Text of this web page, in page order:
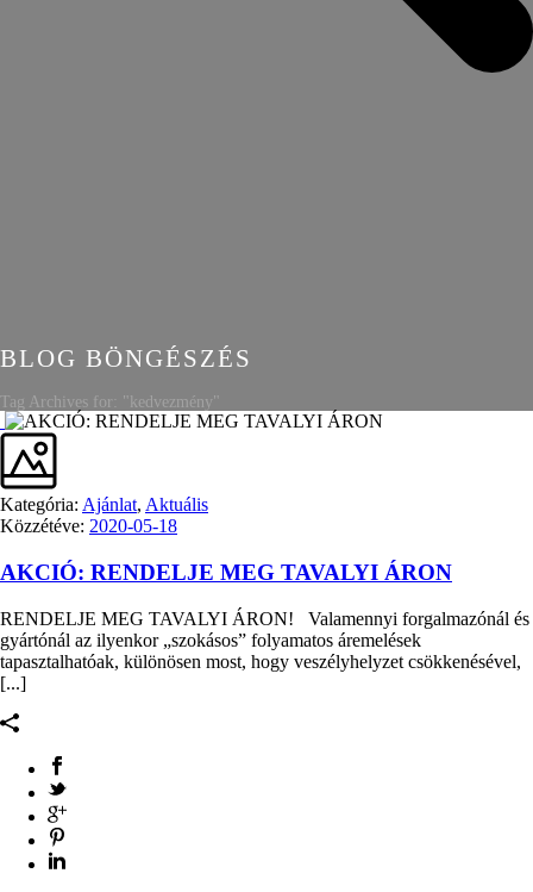
BLOG BÖNGÉSZÉS
Tag Archives for: "kedvezmény"
Kategória: Ajánlat, Aktuális
Közzétéve: 2020-05-18
AKCIÓ: RENDELJE MEG TAVALYI ÁRON
RENDELJE MEG TAVALYI ÁRON! Valamennyi forgalmazónál és
gyártónál az ilyenkor „szokásos” folyamatos áremelések
tapasztalhatóak, különösen most, hogy veszélyhelyzet csökkenésével,
[...]